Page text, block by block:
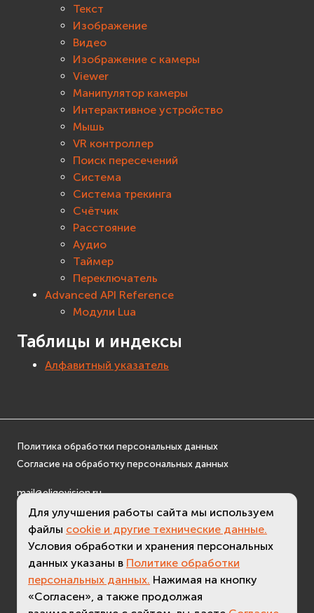
Текст
Изображение
Видео
Изображение с камеры
Viewer
Манипулятор камеры
Интерактивное устройство
Мышь
VR контроллер
Поиск пересечений
Система
Система трекинга
Счётчик
Расстояние
Аудио
Таймер
Переключатель
Advanced API Reference
Модули Lua
Таблицы и индексы
Алфавитный указатель
Политика обработки персональных данных
Согласие на обработку персональных данных
mail@eligovision.ru
+7 (495) 740 08 16
© ООО "ЭлигоВижн", 2005-2026
Для улучшения работы сайта мы используем
файлы cookie и другие технические данные.
Условия обработки и хранения персональных
данных указаны в Политике обработки
персональных данных. Нажимая на кнопку
«Согласен», а также продолжая